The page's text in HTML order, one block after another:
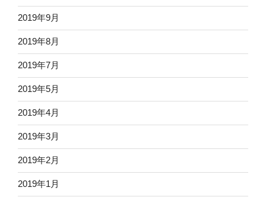
2019年9月
2019年8月
2019年7月
2019年5月
2019年4月
2019年3月
2019年2月
2019年1月